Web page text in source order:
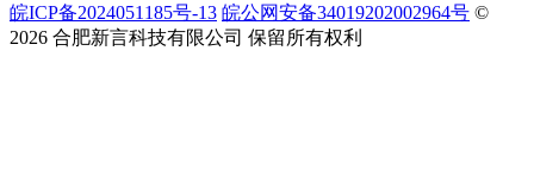
皖ICP备2024051185号-13 皖公网安备34019202002964号 ©
2026 合肥新言科技有限公司 保留所有权利